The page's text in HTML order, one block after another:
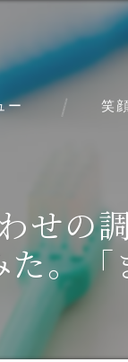
ー 笑
せの
た。「